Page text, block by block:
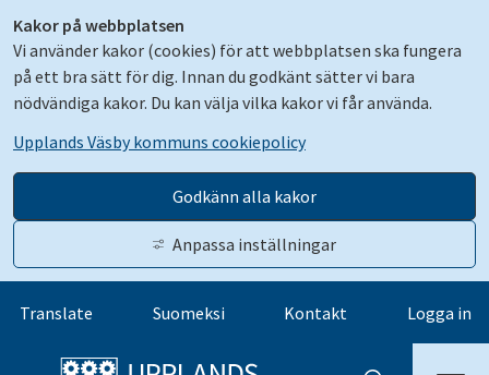
Kakor på webbplatsen
Vi använder kakor (cookies) för att webbplatsen ska fungera
på ett bra sätt för dig. Innan du godkänt sätter vi bara
nödvändiga kakor. Du kan välja vilka kakor vi får använda.
Upplands Väsby kommuns cookiepolicy
Godkänn alla kakor
Anpassa inställningar
Gå till innehåll
Translate Suomeksi Kontakt Logga in